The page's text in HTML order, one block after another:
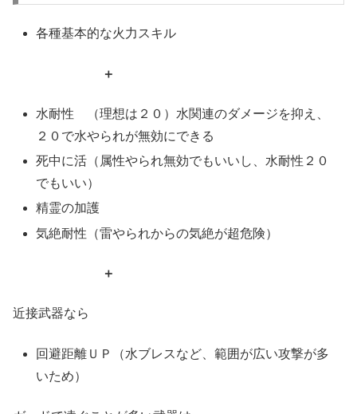
各種基本的な火力スキル
＋
水耐性 （理想は２０）水関連のダメージを抑え、
２０で水やられが無効にできる
死中に活（属性やられ無効でもいいし、水耐性２０
でもいい）
精霊の加護
気絶耐性（雷やられからの気絶が超危険）
＋
近接武器なら
回避距離ＵＰ（水ブレスなど、範囲が広い攻撃が多
いため）